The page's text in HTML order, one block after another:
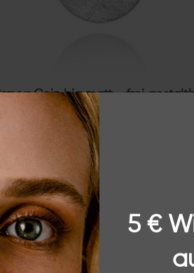
Coin big matt - frei
925 STERLING SILBER
49,00 €
VERSPRECHEN AN
5 €